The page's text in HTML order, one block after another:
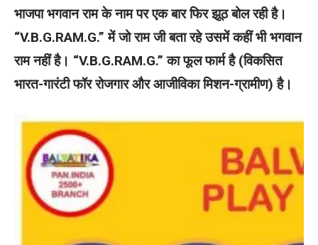
भाजपा भगवान राम के नाम पर एक बार फिर झूठ बोल रही है।
“V.B.G.RAM.G.” में जो राम जी बता रहे उसमें कहीं भी भगवान
राम नहीं है। “V.B.G.RAM.G.” का फूल फार्म है (विकसित
भारत-गारंटी फॉर रोजगार और आजीविका मिशन-ग्रामीण) है।